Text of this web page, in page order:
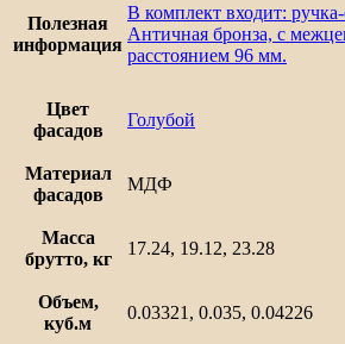
Полезная
информация
В комплект входит:
Античная бронза, с
расстоянием 96 мм.
Цвет
фасадов
Голубой
Материал
фасадов
МДФ
Масса
брутто, кг
17.24, 19.12, 23.28
Объем,
куб.м
0.03321, 0.035, 0.04226